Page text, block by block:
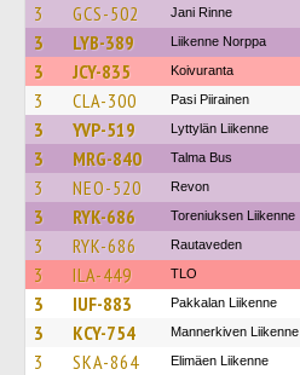
3 GCS-502 Jani Rinne
3 LYB-389 Liikenne Norppa
3 JCY-835 Koivuranta
3 CLA-300 Pasi Piirainen
3 YVP-519 Lyttylän Liikenne
3 MRG-840 Talma Bus
3 NEO-520 Revon
3 RYK-686 Toreniuksen Liikenne
3 RYK-686 Rautaveden
3 ILA-449 TLO
3 IUF-883 Pakkalan Liikenne
3 KCY-754 Mannerkiven Liikenne
3 SKA-864 Elimäen Liikenne